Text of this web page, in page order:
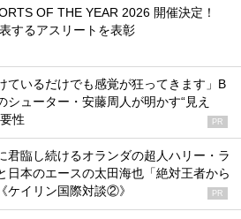
OF THE YEAR 2026 開催決定！
するアスリートを表彰
ているだけでも感覚が狂ってきます」B
シューター・安藤周人が明かす“見え
性
PR
君臨し続けるオランダの超人ハリー・ラ
日本のエースの太田海也「絶対王者から
ケイリン国際対談②》
PR